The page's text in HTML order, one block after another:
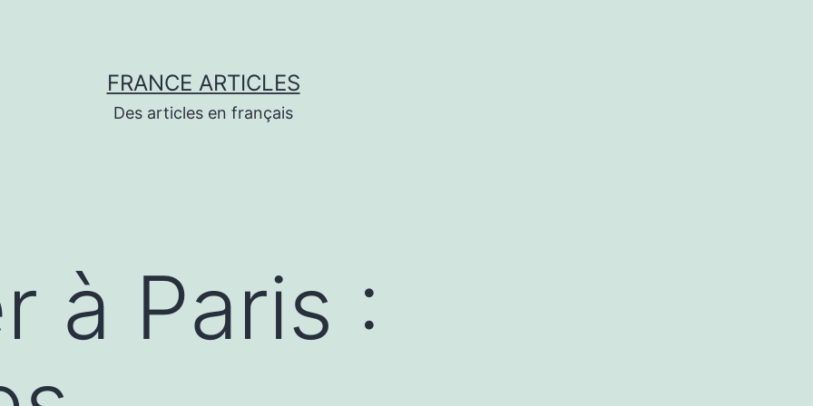
FRANCE ARTICLES
Des articles en français
à Paris :